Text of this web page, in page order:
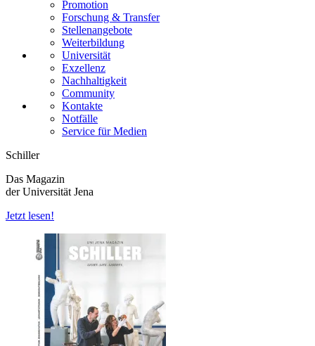
Promotion
Forschung & Transfer
Stellenangebote
Weiterbildung
Universität
Exzellenz
Nachhaltigkeit
Community
Kontakte
Notfälle
Service für Medien
Schiller
Das Magazin
der Universität Jena
Jetzt lesen!